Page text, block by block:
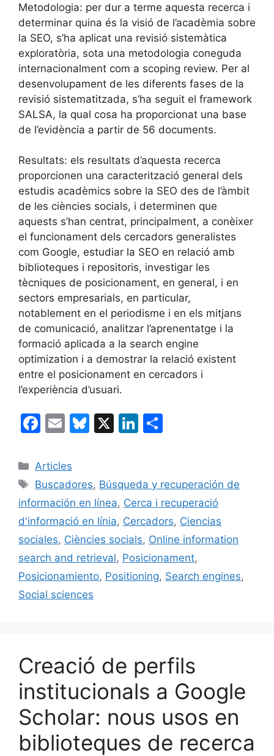
Metodologia: per dur a terme aquesta recerca i
determinar quina és la visió de l’acadèmia sobre
la SEO, s’ha aplicat una revisió sistemàtica
exploratòria, sota una metodologia coneguda
internacionalment com a scoping review. Per al
desenvolupament de les diferents fases de la
revisió sistematitzada, s’ha seguit el framework
SALSA, la qual cosa ha proporcionat una base
de l’evidència a partir de 56 documents.
Resultats: els resultats d’aquesta recerca
proporcionen una caracterització general dels
estudis acadèmics sobre la SEO des de l’àmbit
de les ciències socials, i determinen que
aquests s’han centrat, principalment, a conèixer
el funcionament dels cercadors generalistes
com Google, estudiar la SEO en relació amb
biblioteques i repositoris, investigar les
tècniques de posicionament, en general, i en
sectors empresarials, en particular,
notablement en el periodisme i en els mitjans
de comunicació, analitzar l’aprenentatge i la
formació aplicada a la search engine
optimization i a demostrar la relació existent
entre el posicionament en cercadors i
l’experiència d’usuari.
F
c
e
b
o
o
k
E
ai
l
Bl
s
k
y
X
Li
e
dI
n
p
ar
te
ix
Categories
Articles
Etiquetes
Buscadores, Búsqueda y recuperación de
información en línea, Cerca i recuperació
d'informació en línia, Cercadors, Ciencias
sociales, Ciències socials, Online information
search and retrieval, Posicionament,
Posicionamiento, Positioning, Search engines,
Social sciences
Creació de perfils
institucionals a Google
Scholar: nous usos en
biblioteques de recerca